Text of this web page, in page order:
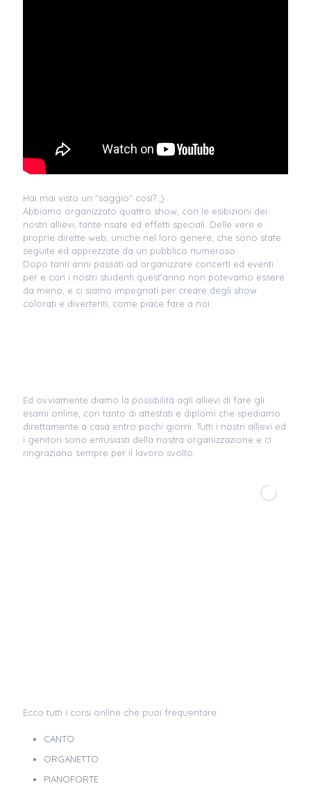
Hai mai visto un "saggio" così? ;)
Abbiamo organizzato quattro show, con le esibizioni dei
nostri allievi, tante risate ed effetti speciali. Delle vere e
proprie dirette web, uniche nel loro genere, che sono state
seguite ed apprezzate da un pubblico numeroso.
Dopo tanti anni passati ad organizzare concerti ed eventi
per e con i nostri studenti quest'anno non potevamo essere
da meno, e ci siamo impegnati per creare degli show
colorati e divertenti, come piace fare a noi.
Ed ovviamente diamo la possibilità agli allievi di fare gli
esami online, con tanto di attestati e diplomi che spediamo
direttamente a casa entro pochi giorni. Tutti i nostri allievi ed
i genitori sono entusiasti della nostra organizzazione e ci
ringraziano sempre per il lavoro svolto.
Ecco tutti i corsi online che puoi frequentare:
CANTO
ORGANETTO
PIANOFORTE